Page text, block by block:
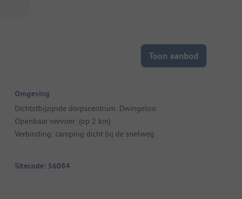
Toon aanbod
Omgeving
Dichtstbijzijnde dorpscentrum: Dwingeloo
Openbaar vervoer: (op 2 km)
Verbinding: camping dicht bij de snelweg
Sitecode: 56084